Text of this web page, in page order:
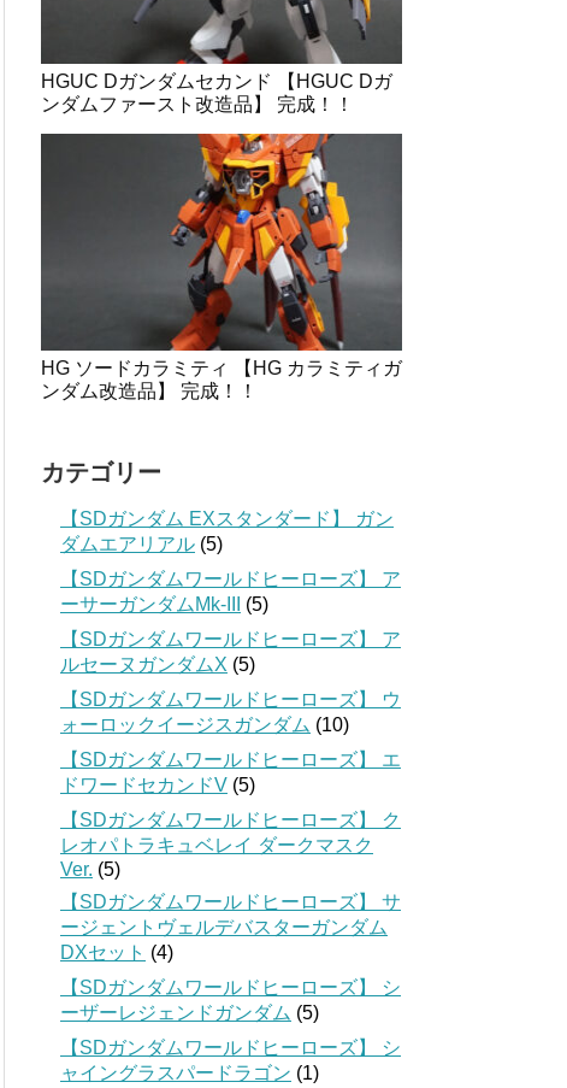
HGUC Dガンダムセカンド 【HGUC Dガ
ンダムファースト改造品】 完成！！
HG ソードカラミティ 【HG カラミティガ
ンダム改造品】 完成！！
カテゴリー
【SDガンダム EXスタンダード】 ガン
ダムエアリアル (5)
【SDガンダムワールドヒーローズ】 ア
ーサーガンダムMk-III
(5)
【SDガンダムワールドヒーローズ】 ア
ルセーヌガンダムX (5)
【SDガンダムワールドヒーローズ】 ウ
ォーロックイージスガンダム (10)
【SDガンダムワールドヒーローズ】 エ
ドワードセカンドV (5)
【SDガンダムワールドヒーローズ】 ク
レオパトラキュベレイ ダークマスク
Ver. (5)
【SDガンダムワールドヒーローズ】 サ
ージェントヴェルデバスターガンダム
DXセット (4)
【SDガンダムワールドヒーローズ】 シ
ーザーレジェンドガンダム (5)
【SDガンダムワールドヒーローズ】 シ
ャイングラスパードラゴン (1)